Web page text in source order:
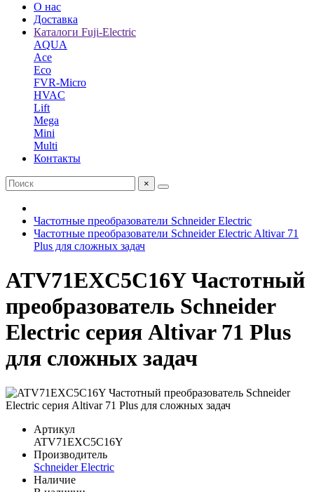
О нас
Доставка
Каталоги Fuji-Electric
AQUA
Ace
Eco
FVR-Micro
HVAC
Lift
Mega
Mini
Multi
Контакты
×
Частотные преобразователи Schneider Electric
Частотные преобразователи Schneider Electric Altivar 71
Plus для сложных задач
ATV71EXC5С16Y Частотный
преобразователь Schneider
Electric серия Altivar 71 Plus
для сложных задач
Артикул
ATV71EXC5С16Y
Производитель
Schneider Electric
Наличие